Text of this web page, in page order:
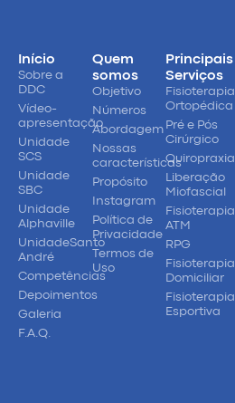
Início
Sobre a
DDC
Vídeo-
apresentação
Unidade
SCS
Unidade
SBC
Unidade
Alphaville
UnidadeSanto
André
Competências
Depoimentos
Galeria
F.A.Q.
Quem
somos
Objetivo
Números
Abordagem
Nossas
características
Propósito
Instagram
Política de
Privacidade
Termos de
Uso
Principais
Serviços
Fisioterapia
Ortopédica
Pré e Pós
Cirúrgico
Quiropraxia
Liberação
Miofascial
Fisioterapia
ATM
RPG
Fisioterapia
Domiciliar
Fisioterapia
Esportiva